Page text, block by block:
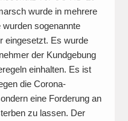
wurde in mehrere
sogenannte
eingesetzt. Es wurde
der Kundgebung
einhalten. Es ist
die Corona-
eine Forderung an
zu lassen. Der